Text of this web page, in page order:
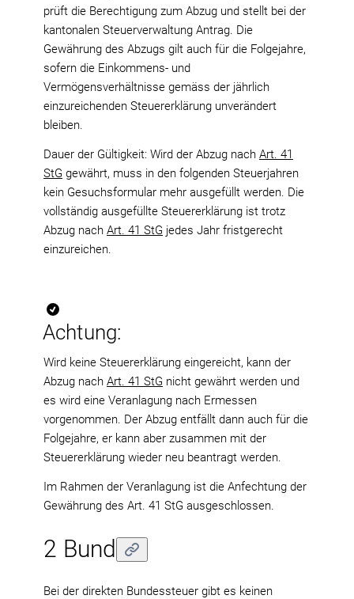
prüft die Berechtigung zum Abzug und stellt bei der
kantonalen Steuerverwaltung Antrag. Die
Gewährung des Abzugs gilt auch für die Folgejahre,
sofern die Einkommens- und
Vermögensverhältnisse gemäss der jährlich
einzureichenden Steuererklärung unverändert
bleiben.
Dauer der Gültigkeit: Wird der Abzug nach Art. 41
StG gewährt, muss in den folgenden Steuerjahren
kein Gesuchsformular mehr ausgefüllt werden. Die
vollständig ausgefüllte Steuererklärung ist trotz
Abzug nach Art. 41 StG jedes Jahr fristgerecht
einzureichen.
Achtung:
Wird keine Steuererklärung eingereicht, kann der
Abzug nach Art. 41 StG nicht gewährt werden und
es wird eine Veranlagung nach Ermessen
vorgenommen. Der Abzug entfällt dann auch für die
Folgejahre, er kann aber zusammen mit der
Steuererklärung wieder neu beantragt werden.
Im Rahmen der Veranlagung ist die Anfechtung der
Gewährung des Art. 41 StG ausgeschlossen.
2 Bund
Bei der direkten Bundessteuer gibt es keinen